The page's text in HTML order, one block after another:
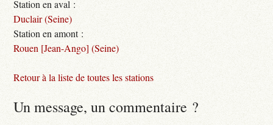
Station en aval :
Duclair (Seine)
Station en amont :
Rouen [Jean-Ango] (Seine)
Retour à la liste de toutes les stations
Un message, un commentaire ?